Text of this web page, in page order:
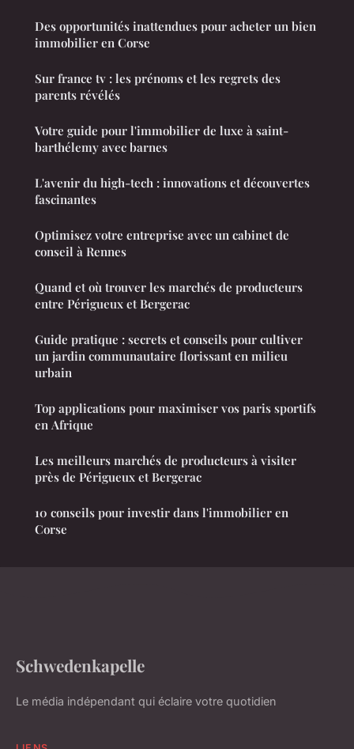
Des opportunités inattendues pour acheter un bien
immobilier en Corse
Sur france tv : les prénoms et les regrets des
parents révélés
Votre guide pour l'immobilier de luxe à saint-
barthélemy avec barnes
L'avenir du high-tech : innovations et découvertes
fascinantes
Optimisez votre entreprise avec un cabinet de
conseil à Rennes
Quand et où trouver les marchés de producteurs
entre Périgueux et Bergerac
Guide pratique : secrets et conseils pour cultiver
un jardin communautaire florissant en milieu
urbain
Top applications pour maximiser vos paris sportifs
en Afrique
Les meilleurs marchés de producteurs à visiter
près de Périgueux et Bergerac
10 conseils pour investir dans l'immobilier en
Corse
Schwedenkapelle
Le média indépendant qui éclaire votre quotidien